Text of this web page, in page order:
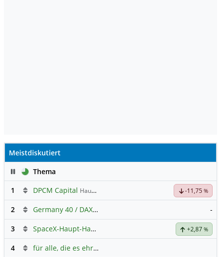
Meistdiskutiert
PauseThema
1
DPCM Capital Hauptdiskussion -11,75 %
2 Germany 40 / DAX Prognose -
3 SpaceX-Haupt-Hauptforum +2,87 %
4 für alle, die es ehrlich meinen beim Traden.